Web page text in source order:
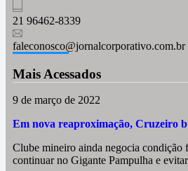
21 96462-8339
faleconosco@jornalcorporativo.com.br
Mais Acessados
9 de março de 2022
Em nova reaproximação, Cruzeiro
Clube mineiro ainda negocia condição
continuar no Gigante Pampulha e